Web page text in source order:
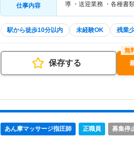
仕事内容
導 ・送迎業務 ・各種書
駅から徒歩10分以内 未経験OK 残業
保存する
あん摩マッサージ指圧師 正職員 募集停